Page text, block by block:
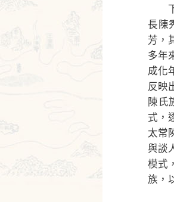
下
長陳
芳，
多年
成化
反映
陳氏
式，
太常
與談
模式
族，